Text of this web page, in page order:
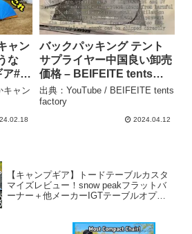
ャン
な
#キ
キャ
ンプ
キャン
バックパッキング テント
サプライヤー中国良い卸売
価格 – BEIFEITE tents
factory
出典：YouTube / BEIFEITE tents
factory
2024.04.12
【キャンプギア】トードテーブルカスタ
マイズレビュー！snow peakフラットバ
ーナー＋他メーカーIGTテーブルオプシ